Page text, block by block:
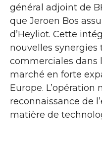
général adjoint de
que Jeroen Bos
d’Heyliot. Cette
nouvelles
commerciales dans
marché en forte
Europe.
reconnaissance de
matière de